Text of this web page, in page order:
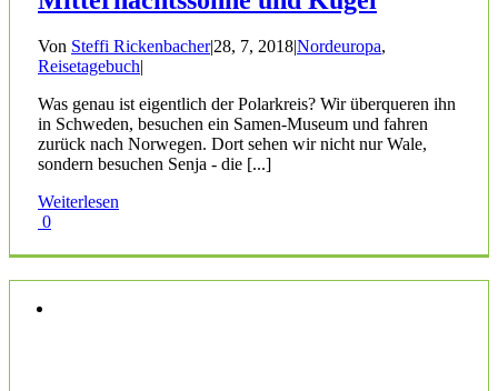
Von Steffi Rickenbacher|28, 7, 2018|Nordeuropa,
Reisetagebuch|
Was genau ist eigentlich der Polarkreis? Wir überqueren ihn
in Schweden, besuchen ein Samen-Museum und fahren
zurück nach Norwegen. Dort sehen wir nicht nur Wale,
sondern besuchen Senja - die [...]
Weiterlesen
0